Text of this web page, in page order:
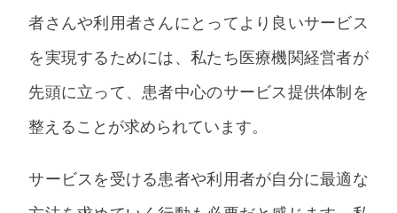
者さんや利用者さんにとってより良いサービス
を実現するためには、私たち医療機関経営者が
先頭に立って、患者中心のサービス提供体制を
整えることが求められています。
サービスを受ける患者や利用者が自分に最適な